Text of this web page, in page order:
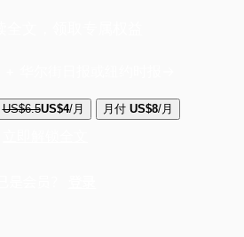
US$6.5US$4/月 月付 US$8/月